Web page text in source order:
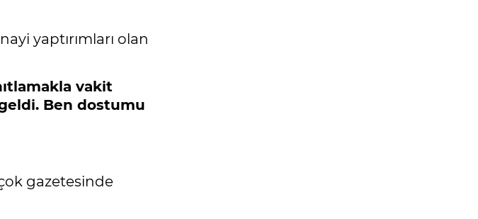
yaptırımları olan
vakit
Ben dostumu
gazetesinde